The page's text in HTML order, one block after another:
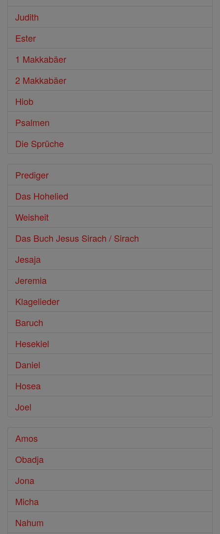
Judith
Ester
1 Makkabäer
2 Makkabäer
Hiob
Psalmen
Die Sprüche
Prediger
Das Hohelied
Weisheit
Das Buch Jesus Sirach / Sirach
Jesaja
Jeremia
Klagelieder
Baruch
Hesekiel
Daniel
Hosea
Joel
Amos
Obadja
Jona
Micha
Nahum